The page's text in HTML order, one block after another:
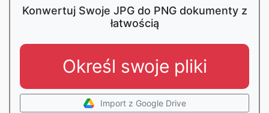
Konwertuj Swoje JPG do PNG dokumenty z
łatwością
Określ swoje pliki
Import z Google Drive